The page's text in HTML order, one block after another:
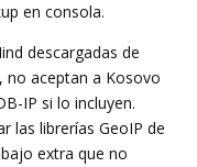
en consola.
descargadas de
no aceptan a Kosovo
IP si lo incluyen.
las librerías GeoIP de
extra que no